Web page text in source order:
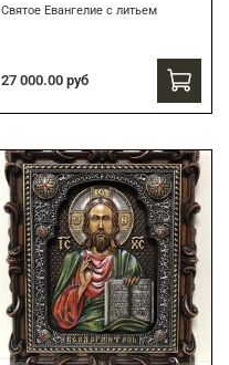
Святое Евангелие с литьем
27 000.00 руб